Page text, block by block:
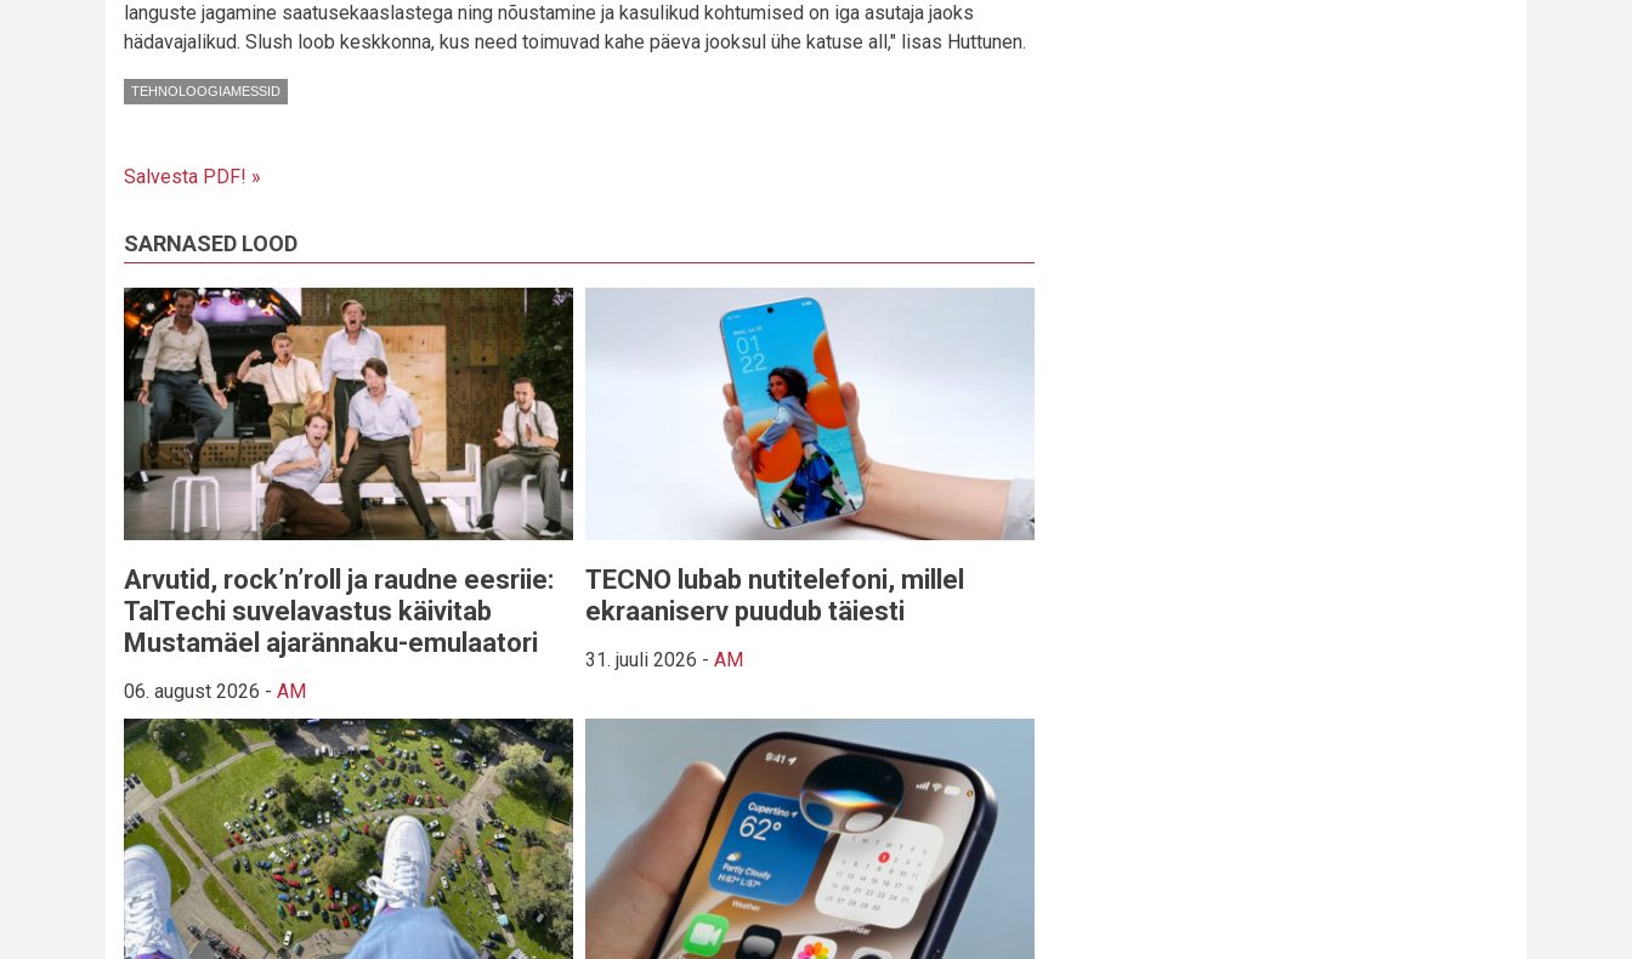
languste jagamine saatusekaaslastega ning nõustamine ja kasulikud kohtumised on iga asutaja jaoks
hädavajalikud. Slush loob keskkonna, kus need toimuvad kahe päeva jooksul ühe katuse all," lisas Huttunen.
TEHNOLOOGIAMESSID
Salvesta PDF! »
SARNASED LOOD
Arvutid, rock’n’roll ja raudne eesriie:
TalTechi suvelavastus käivitab
Mustamäel ajarännaku-emulaatori
06. august 2026 - AM
TECNO lubab nutitelefoni, millel
ekraaniserv puudub täiesti
31. juuli 2026 - AM